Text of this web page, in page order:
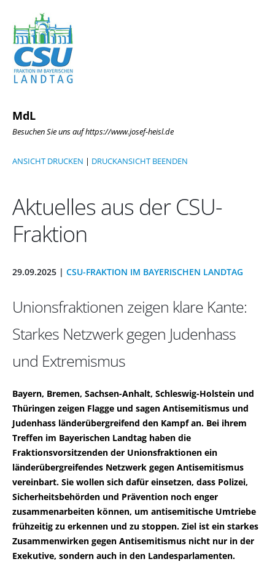
MdL
Besuchen Sie uns auf https://www.josef-heisl.de
ANSICHT DRUCKEN | DRUCKANSICHT BEENDEN
Aktuelles aus der CSU-
Fraktion
29.09.2025 | CSU-FRAKTION IM BAYERISCHEN LANDTAG
Unionsfraktionen zeigen klare Kante:
Starkes Netzwerk gegen Judenhass
und Extremismus
Bayern, Bremen, Sachsen-Anhalt, Schleswig-Holstein und
Thüringen zeigen Flagge und sagen Antisemitismus und
Judenhass länderübergreifend den Kampf an. Bei ihrem
Treffen im Bayerischen Landtag haben die
Fraktionsvorsitzenden der Unionsfraktionen ein
länderübergreifendes Netzwerk gegen Antisemitismus
vereinbart. Sie wollen sich dafür einsetzen, dass Polizei,
Sicherheitsbehörden und Prävention noch enger
zusammenarbeiten können, um antisemitische Umtriebe
frühzeitig zu erkennen und zu stoppen. Ziel ist ein starkes
Zusammenwirken gegen Antisemitismus nicht nur in der
Exekutive, sondern auch in den Landesparlamenten.